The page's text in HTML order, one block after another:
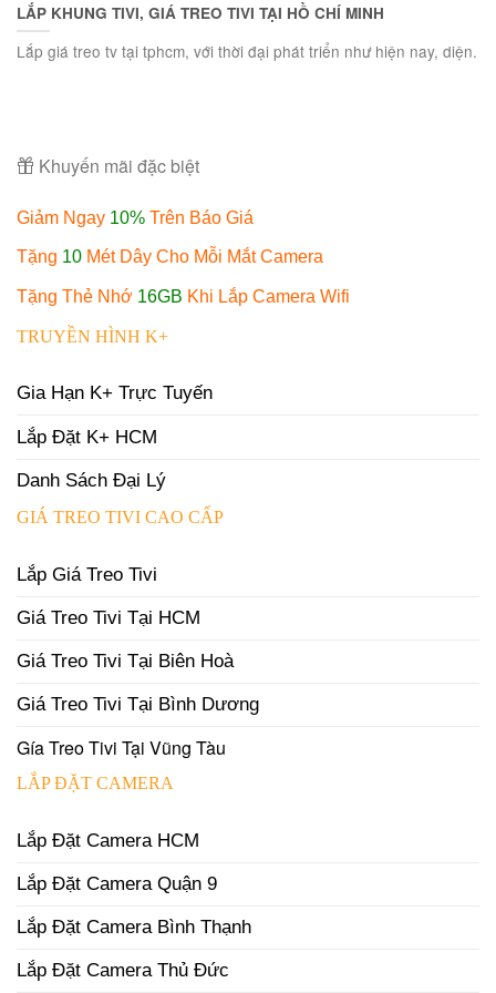
LẮP KHUNG TIVI, GIÁ TREO TIVI TẠI HỒ CHÍ MINH
Lắp giá treo tv tại tphcm, với thời đại phát triển như hiện nay, diện.
Khuyến mãi đặc biệt
Giảm Ngay 10% Trên Báo Giá
Tặng 10 Mét Dây Cho Mỗi Mắt Camera
Tặng Thẻ Nhớ 16GB Khi Lắp Camera Wifi
TRUYỀN HÌNH K+
Gia Hạn K+ Trực Tuyến
Lắp Đặt K+ HCM
Danh Sách Đại Lý
GIÁ TREO TIVI CAO CẤP
Lắp Giá Treo Tivi
Giá Treo Tivi Tại HCM
Giá Treo Tivi Tại Biên Hoà
Giá Treo Tivi Tại Bình Dương
Gía Treo Tivi Tại Vũng Tàu
LẮP ĐẶT CAMERA
Lắp Đặt Camera HCM
Lắp Đặt Camera Quận 9
Lắp Đặt Camera Bình Thạnh
Lắp Đặt Camera Thủ Đức